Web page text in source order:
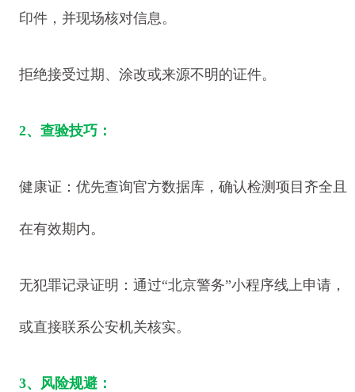
印件，并现场核对信息。
拒绝接受过期、涂改或来源不明的证件。
2、查验技巧：
健康证：优先查询官方数据库，确认检测项目齐全且
在有效期内。
无犯罪记录证明：通过“北京警务”小程序线上申请，
或直接联系公安机关核实。
3、风险规避：